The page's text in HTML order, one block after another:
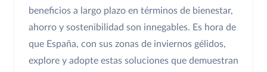
beneficios a largo plazo en términos de bienestar,
ahorro y sostenibilidad son innegables. Es hora de
que España, con sus zonas de inviernos gélidos,
explore y adopte estas soluciones que demuestran